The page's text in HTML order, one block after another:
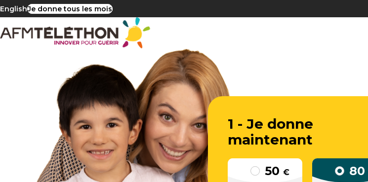
EnglishJe donne tous les mois
1 - Je donne
maintenant
50€ 80